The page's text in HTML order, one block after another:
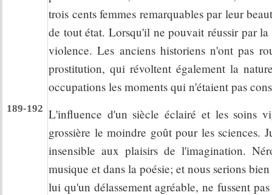
189-192
trois cents femmes remarquables par leur
de tout état. Lorsqu'il ne pouvait réussir par
violence. Les anciens historiens n'ont pas
prostitution, qui révoltent également la
occupations les moments qui n'étaient pas
L'influence d'un siècle éclairé et les soins
grossière le moindre goût pour les sciences.
insensible aux plaisirs de l'imagination.
musique et dans la poésie; et nous serions
lui qu'un délassement agréable, ne fussent